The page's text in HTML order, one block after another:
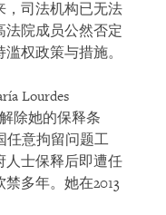
，司法机构已无法
法院成员公然否定
权政策与措施。
Lourdes
除她的保释条
任意拘留问题工
人士保释后即遭任
多年。她在2013